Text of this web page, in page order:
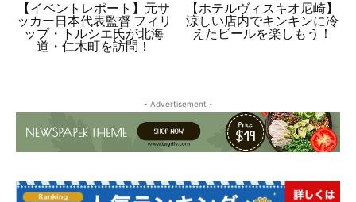
【イベントレポート】元サ
ッカー日本代表監督 フィリ
ップ・トルシエ氏が北海
道・仁木町を訪問！
【ホテルヴィスキオ尼崎】
涼しい店内でキンキンに冷
えたビールを楽しもう！
- Advertisement -